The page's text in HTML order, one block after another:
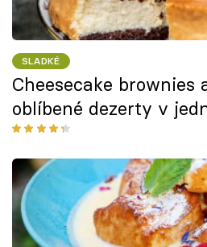
SLADKÉ
Cheesecake brownies
oblíbené dezerty v